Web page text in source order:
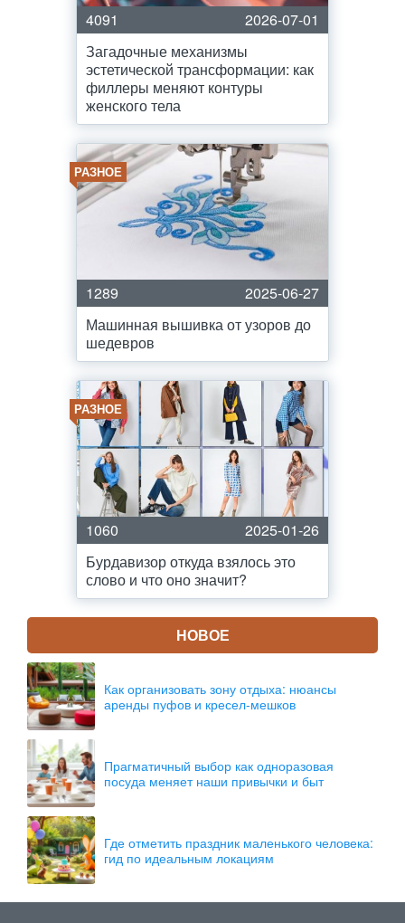
4091
2026-07-01
Загадочные механизмы
эстетической трансформации: как
филлеры меняют контуры
женского тела
РАЗНОЕ
1289
2025-06-27
Машинная вышивка от узоров до
шедевров
РАЗНОЕ
1060
2025-01-26
Бурдавизор откуда взялось это
слово и что оно значит?
НОВОЕ
Как организовать зону отдыха: нюансы
аренды пуфов и кресел-мешков
Прагматичный выбор как одноразовая
посуда меняет наши привычки и быт
Где отметить праздник маленького человека:
гид по идеальным локациям